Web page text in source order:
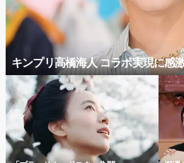
キンプリ高橋海人 コラボ実現に感